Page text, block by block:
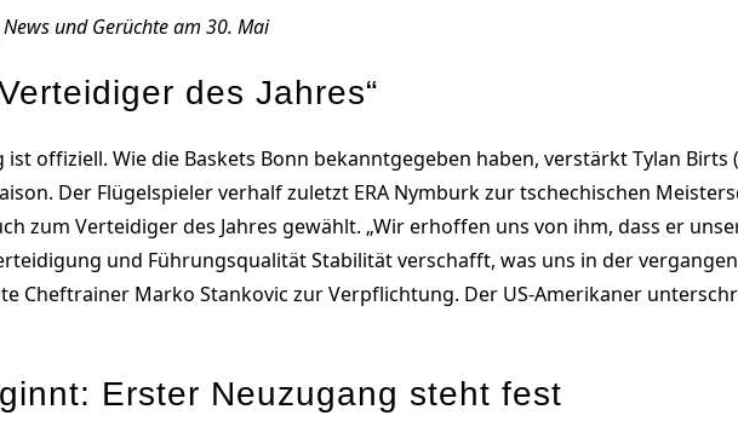
und Gerüchte am 30. Mai
des Jahres“
ist offiziell. Wie die Baskets Bonn bekanntgegeben haben, verstärkt Tylan Birts
Der Flügelspieler verhalf zuletzt ERA Nymburk zur tschechischen
zum Verteidiger des Jahres gewählt. „Wir erhoffen uns von ihm, dass er
und Führungsqualität Stabilität verschafft, was uns in der
Cheftrainer Marko Stankovic zur Verpflichtung. Der US-Amerikaner
Erster Neuzugang steht fest